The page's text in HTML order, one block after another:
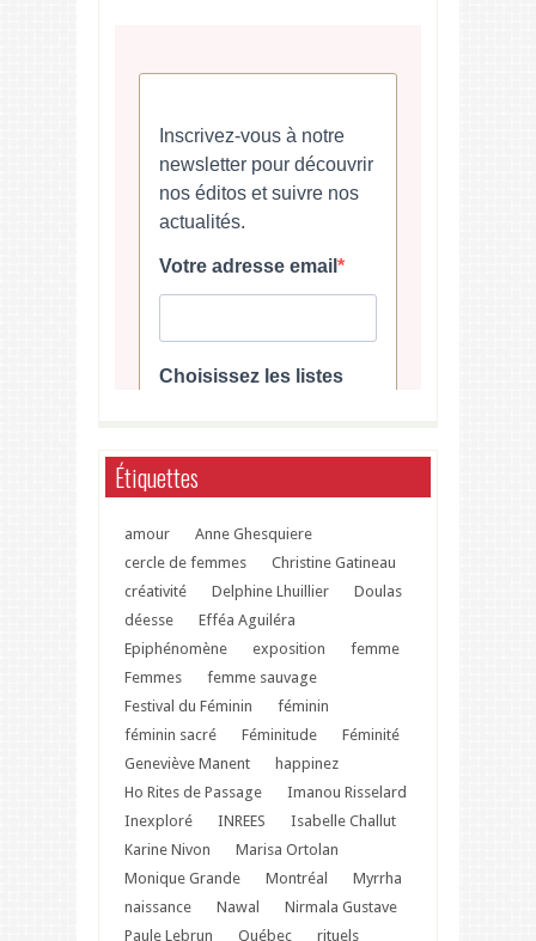
Étiquettes
amour
Anne Ghesquiere
cercle de femmes
Christine Gatineau
créativité
Delphine Lhuillier
Doulas
déesse
Efféa Aguiléra
Epiphénomène
exposition
femme
Femmes
femme sauvage
Festival du Féminin
féminin
féminin sacré
Féminitude
Féminité
Geneviève Manent
happinez
Ho Rites de Passage
Imanou Risselard
Inexploré
INREES
Isabelle Challut
Karine Nivon
Marisa Ortolan
Monique Grande
Montréal
Myrrha
naissance
Nawal
Nirmala Gustave
Paule Lebrun
Québec rituels